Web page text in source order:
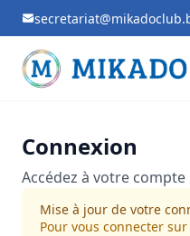
Connexion
Accédez à votre
Mise à jour de votre
Pour vous connecter